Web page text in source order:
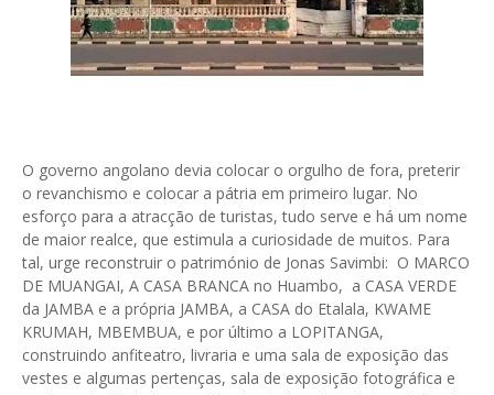
O governo angolano devia colocar o orgulho de fora, preterir
o revanchismo e colocar a pátria em primeiro lugar. No
esforço para a atracção de turistas, tudo serve e há um nome
de maior realce, que estimula a curiosidade de muitos. Para
tal, urge reconstruir o património de Jonas Savimbi: O MARCO
DE MUANGAI, A CASA BRANCA no Huambo, a CASA VERDE
da JAMBA e a própria JAMBA, a CASA do Etalala, KWAME
KRUMAH, MBEMBUA, e por último a LOPITANGA,
construindo anfiteatro, livraria e uma sala de exposição das
vestes e algumas pertenças, sala de exposição fotográfica e